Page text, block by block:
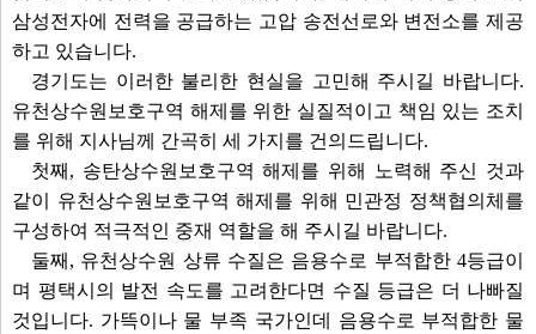
삼성전자에 전력을 공급하는 고압 송전선로와 변전소를 제공
하고 있습니다.
경기도는 이러한 불리한 현실을 고민해 주시길 바랍니다.
유천상수원보호구역 해제를 위한 실질적이고 책임 있는 조치
를 위해 지사님께 간곡히 세 가지를 건의드립니다.
첫째, 송탄상수원보호구역 해제를 위해 노력해 주신 것과
같이 유천상수원보호구역 해제를 위해 민관정 정책협의체를
구성하여 적극적인 중재 역할을 해 주시길 바랍니다.
둘째, 유천상수원 상류 수질은 음용수로 부적합한 4등급이
며 평택시의 발전 속도를 고려한다면 수질 등급은 더 나빠질
것입니다. 가뜩이나 물 부족 국가인데 음용수로 부적합한 물